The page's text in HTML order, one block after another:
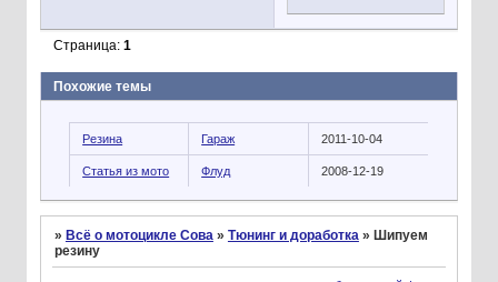
Страница: 1
Похожие темы
Резина Гараж 2011-10-04
Статья из мото Флуд 2008-12-19
» Всё о мотоцикле Сова » Тюнинг и доработка » Шипуем
резину